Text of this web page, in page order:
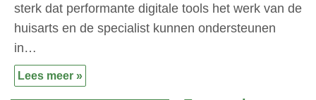
sterk dat performante digitale tools het werk van de
huisarts en de specialist kunnen ondersteunen
in…
Lees meer »